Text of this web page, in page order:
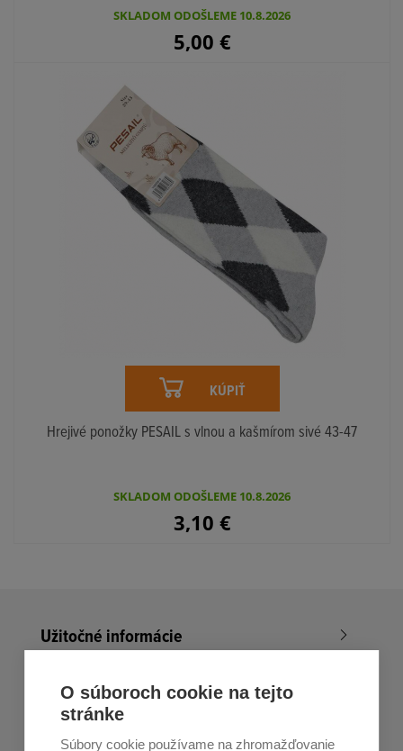
SKLADOM ODOŠLEME 10.8.2026
5,00 €
KÚPIŤ
Hrejivé ponožky PESAIL s vlnou a kašmírom sivé 43-47
SKLADOM ODOŠLEME 10.8.2026
3,10 €
Užitočné informácie
Nákup v All4Men.sk
Zákaznícky servis
O súboroch cookie na tejto
stránke
Súbory cookie používame na zhromažďovanie